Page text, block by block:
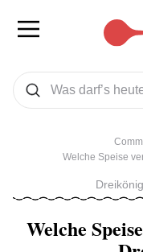
Was wollen Sie suchen
Suchen
Welche Speise
Welche